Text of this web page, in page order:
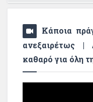
Κάποια
ανεξαιρέτως |
καθαρό για όλη